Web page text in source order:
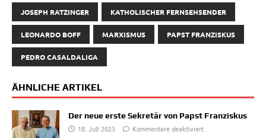
JOSEPH RATZINGER KATHOLISCHER FERNSEHSENDER
LEONARDO BOFF MARXISMUS PAPST FRANZISKUS
PEDRO CASALDALIGA
ÄHNLICHE ARTIKEL
Der neue erste Sekretär von Papst Franziskus
18. Juli 2023
Kommentare deaktiviert